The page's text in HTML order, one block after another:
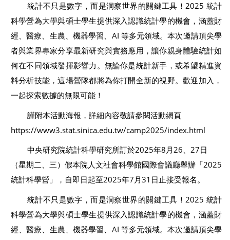
統計不只是數字，而是洞察世界的關鍵工具！2025 統計
科學營為大學與碩士學生提供深入認識統計學的機會，涵蓋財
經、醫療、生農、機器學習、 AI 等多元領域。本次邀請頂尖學
者與業界專家分享最新研究與實務應用，讓你親身體驗統計如
何在不同領域發揮影響力。無論你是統計新手，或希望精進資
料分析技能，這場營隊都將為你打開全新的視野。歡迎加入，
一起探索數據的無限可能！
謹附本活動海報，詳細內容敬請參閱活動網頁
https://www3.stat.sinica.edu.tw/camp2025/index.html
中央研究院統計科學研究所訂於2025年8月 26、 27 日
（星期二、三）假本院人文社會科學館國際會議廳舉辦「 2025
統計科學營」，自即日起至2025年7月 31 日止接受報名。
統計不只是數字，而是洞察世界的關鍵工具！2025 統計
科學營為大學與碩士學生提供深入認識統計學的機會，涵蓋財
經、醫療、生農、機器學習、 AI 等多元領域。本次邀請頂尖學